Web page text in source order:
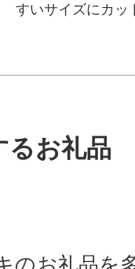
すいサイズにカッ
るお礼品
のお礼品を